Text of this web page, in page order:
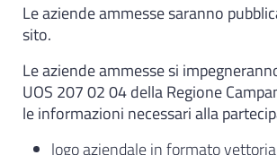
Le aziende ammesse saranno
sito.
Le aziende ammesse si
UOS 207 02 04 della Regione
le informazioni necessari alla
logo aziendale in formato